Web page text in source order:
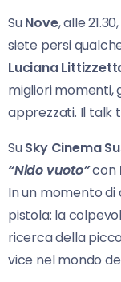
SuNove, alle
siete persi
Luciana
migliori momenti,
apprezzati. Il talk
SuSky Cinema
“Nido vuoto”con
In un momento
pistola: la
ricerca della
vice nel mondo